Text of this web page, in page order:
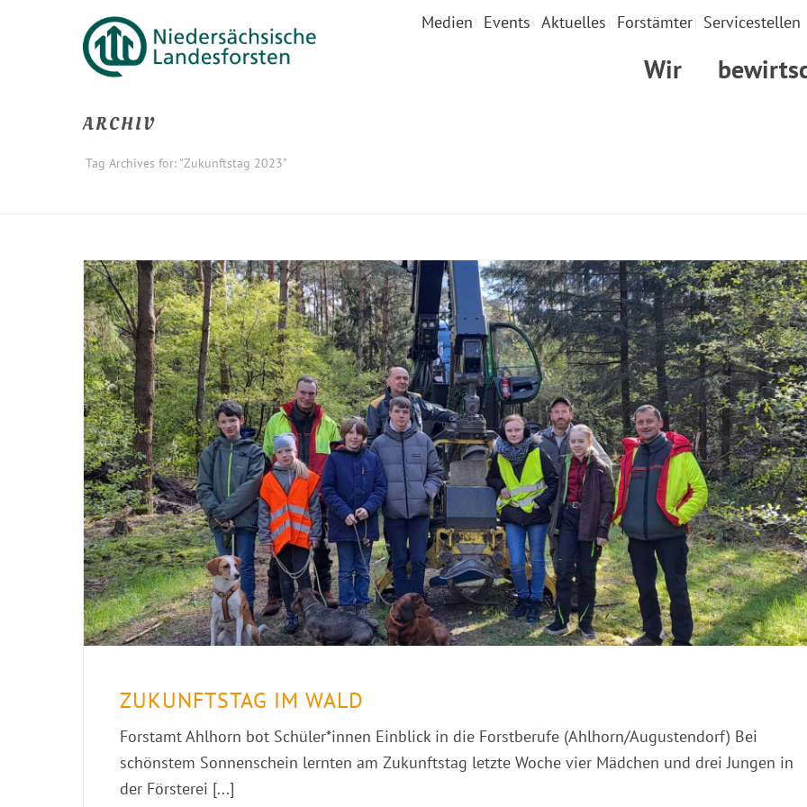
Medien Events Aktuelles Forstämter Servicestellen
Wir
ARCHIV
Tag Archives for: "Zukunftstag 2023"
ZUKUNFTSTAG IM WALD
Forstamt Ahlhorn bot Schüler*innen Einblick in die Forstberufe (Ahlhorn/Augustendorf) Bei
schönstem Sonnenschein lernten am Zukunftstag letzte Woche vier Mädchen und drei Jungen in
der Försterei [...]